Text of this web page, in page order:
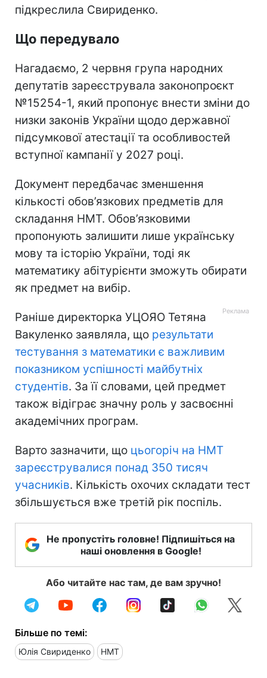
підкреслила Свириденко.
Що передувало
Нагадаємо, 2 червня група народних
депутатів зареєструвала законопроєкт
№15254-1, який пропонує внести зміни до
низки законів України щодо державної
підсумкової атестації та особливостей
вступної кампанії у 2027 році.
Документ передбачає зменшення
кількості обов’язкових предметів для
складання НМТ. Обов’язковими
пропонують залишити лише українську
мову та історію України, тоді як
математику абітурієнти зможуть обирати
як предмет на вибір.
Раніше директорка УЦОЯО Тетяна
Вакуленко заявляла, що результати
тестування з математики є важливим
показником успішності майбутніх
студентів. За її словами, цей предмет
також відіграє значну роль у засвоєнні
академічних програм.
Варто зазначити, що цьогоріч на НМТ
зареєструвалися понад 350 тисяч
учасників. Кількість охочих складати тест
збільшується вже третій рік поспіль.
Не пропустіть головне! Підпишіться на
наші оновлення в Google!
Або читайте нас там, де вам зручно!
Більше по темі:
Юлія Свириденко НМТ